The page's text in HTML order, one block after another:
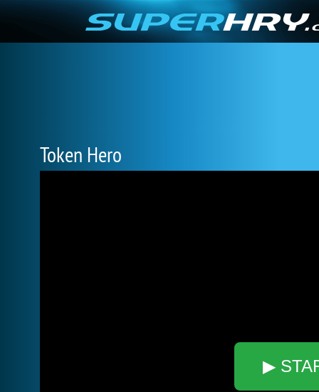
Token Hero
▶